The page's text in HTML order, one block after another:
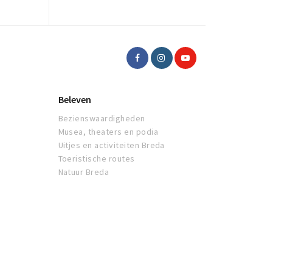
Beleven
Bezienswaardigheden
Musea, theaters en podia
Uitjes en activiteiten Breda
Toeristische routes
Natuur Breda